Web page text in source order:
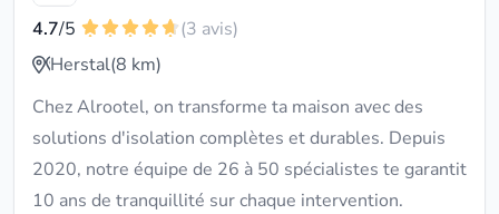
4.7/5
(3 avis)
Herstal(8 km)
Chez Alrootel, on transforme ta maison avec des
solutions d'isolation complètes et durables. Depuis
2020, notre équipe de 26 à 50 spécialistes te garantit
10 ans de tranquillité sur chaque intervention.